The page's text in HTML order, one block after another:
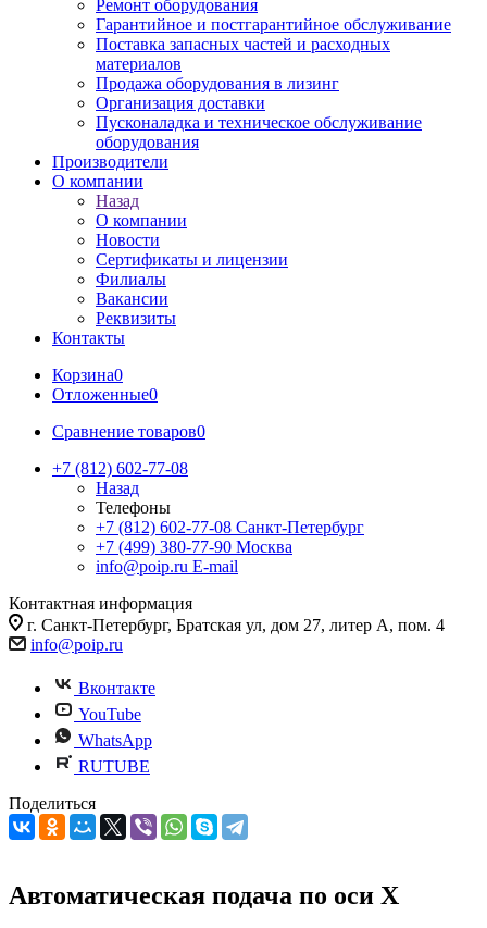
Ремонт оборудования
Гарантийное и постгарантийное обслуживание
Поставка запасных частей и расходных
материалов
Продажа оборудования в лизинг
Организация доставки
Пусконаладка и техническое обслуживание
оборудования
Производители
О компании
Назад
О компании
Новости
Сертификаты и лицензии
Филиалы
Вакансии
Реквизиты
Контакты
Корзина0
Отложенные0
Сравнение товаров0
+7 (812) 602-77-08
Назад
Телефоны
+7 (812) 602-77-08 Санкт-Петербург
+7 (499) 380-77-90 Москва
info@poip.ru E-mail
Контактная информация
г. Санкт-Петербург, Братская ул, дом 27, литер А, пом. 4
info@poip.ru
Вконтакте
YouTube
WhatsApp
RUTUBE
Поделиться
Автоматическая подача по оси X